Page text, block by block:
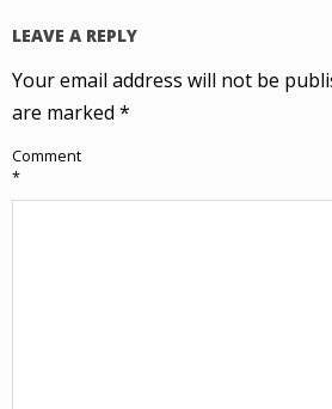
LEAVE A REPLY
Your email address will not be
are marked *
Comment
*